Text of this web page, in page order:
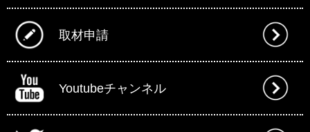
取材申請
Youtubeチャンネル